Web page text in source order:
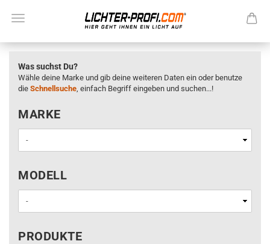
Was suchst Du?
Wähle deine Marke und gib deine weiteren Daten ein oder benutze
die Schnellsuche, einfach Begriff eingeben und suchen...!
MARKE
MARKE
MODELL
MODELL
PRODUKTE
PRODUKTE